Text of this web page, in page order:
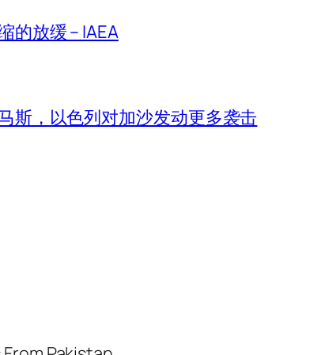
的放缓 – IAEA
斯，以色列对加沙发动更多袭击